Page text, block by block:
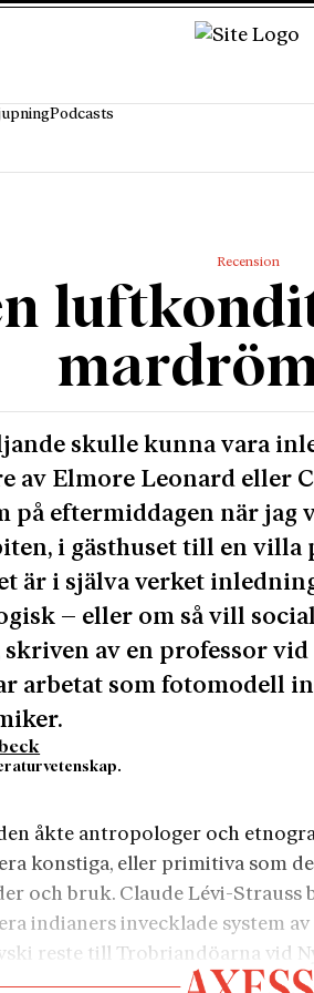
Podcasts
Recension
skulle kunna vara
av Elmore Leonard eller
på eftermiddagen när jag
i gästhuset till en villa
är i själva verket
– eller om så vill
skriven av en professor
arbetat som fotomodell
åkte antropologer och
konstiga, eller primitiva som
och bruk. Claude Lévi-Strauss
indianers invecklade system
reste till Trobriandöarna vid
sin berömda bok med en titel